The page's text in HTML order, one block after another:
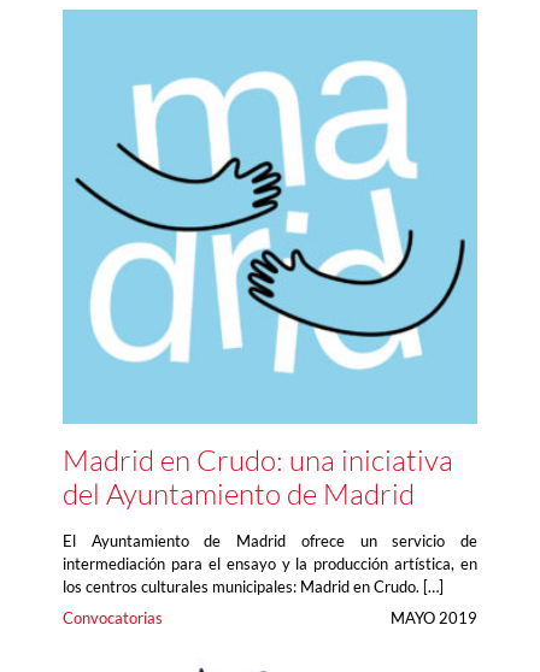
Madrid en Crudo: una iniciativa
del Ayuntamiento de Madrid
El Ayuntamiento de Madrid ofrece un servicio de
intermediación para el ensayo y la producción artística, en
los centros culturales municipales: Madrid en Crudo. […]
Convocatorias
MAYO 2019